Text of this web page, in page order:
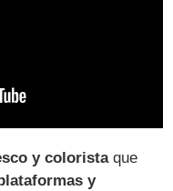
y coloristaque
y